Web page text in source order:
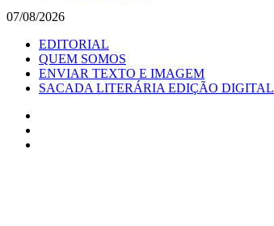
07/08/2026
EDITORIAL
QUEM SOMOS
ENVIAR TEXTO E IMAGEM
SACADA LITERÁRIA EDIÇÃO DIGITAL